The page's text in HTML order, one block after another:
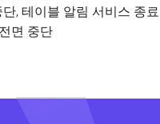
, 테이블 알림 서비스 종료
면 중단